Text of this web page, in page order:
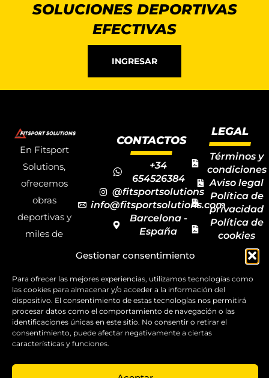
Gestionar consentimiento
Para ofrecer las mejores experiencias, utilizamos tecnologías como
las cookies para almacenar y/o acceder a la información del
dispositivo. El consentimiento de estas tecnologías nos permitirá
procesar datos como el comportamiento de navegación o las
identificaciones únicas en este sitio. No consentir o retirar el
consentimiento, puede afectar negativamente a ciertas
características y funciones.
SOLUCIONES DEPORTIVAS
EFECTIVAS
INGRESAR
En Fitsport
Solutions,
ofrecemos
obras
deportivas y
miles de
deportivos
para todas las
disciplinas,
garantizando
la calidad y el
servicio.
CONTACTOS
+34
654526384
@fitsportsolutions
info@fitsportsolutions.com
Barcelona -
España
de contacto
LEGAL
Términos y
condiciones
Aviso legal
Política de
privacidad
Política de
cookies
Mapa del
sitio